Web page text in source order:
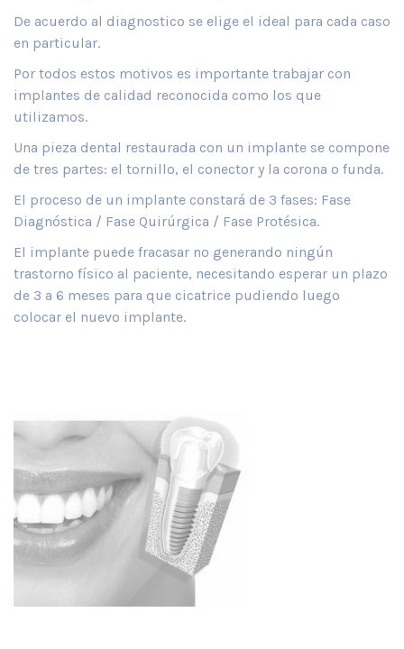
De acuerdo al diagnostico se elige el ideal para cada caso
en particular.
Por todos estos motivos es importante trabajar con
implantes de calidad reconocida como los que
utilizamos.
Una pieza dental restaurada con un implante se compone
de tres partes: el tornillo, el conector y la corona o funda.
El proceso de un implante constará de 3 fases: Fase
Diagnóstica / Fase Quirúrgica / Fase Protésica.
El implante puede fracasar no generando ningún
trastorno físico al paciente, necesitando esperar un plazo
de 3 a 6 meses para que cicatrice pudiendo luego
colocar el nuevo implante.